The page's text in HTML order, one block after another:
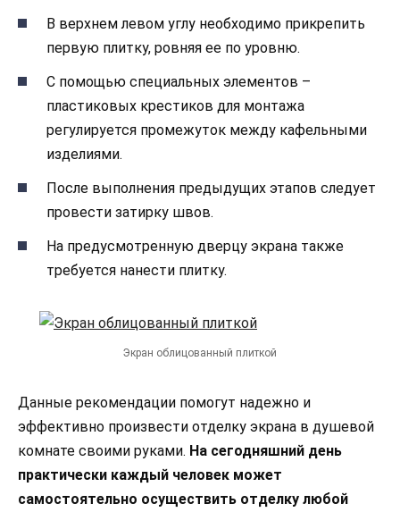
В верхнем левом углу необходимо прикрепить
первую плитку, ровняя ее по уровню.
С помощью специальных элементов –
пластиковых крестиков для монтажа
регулируется промежуток между кафельными
изделиями.
После выполнения предыдущих этапов следует
провести затирку швов.
На предусмотренную дверцу экрана также
требуется нанести плитку.
Экран облицованный плиткой
Данные рекомендации помогут надежно и
эффективно произвести отделку экрана в душевой
комнате своими руками. На сегодняшний день
практически каждый человек может
самостоятельно осуществить отделку любой